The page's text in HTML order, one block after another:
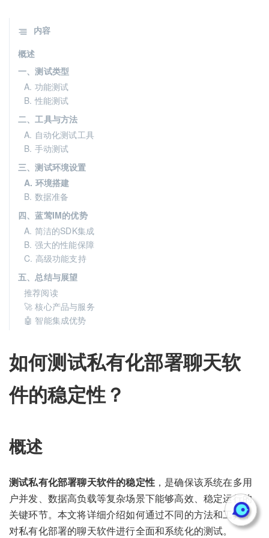
如何测试私有化部署聊天软
件的稳定性？
概述
测试私有化部署聊天软件的稳定性 ，是确保该系统在多用
户并发、数据高负载等复杂场景下能够高效、稳定运行的
关键环节。本文将详细介绍如何通过不同的方法和工具，
对私有化部署的聊天软件进行全面和系统化的测试。
内容
概述
一、测试类型
A. 功能测试
B. 性能测试
二、工具与方法
A. 自动化测试工具
B. 手动测试
三、测试环境设置
A. 环境搭建
B. 数据准备
四、蓝莺IM的优势
A. 简洁的SDK集成
B. 强大的性能保障
C. 高级功能支持
五、总结与展望
推荐阅读
🚀 核心产品与服务
🤖 智能集成优势